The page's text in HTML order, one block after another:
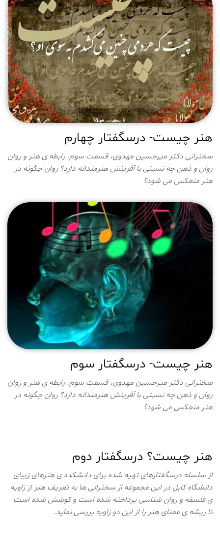
هنر چیست- درسگفتار چهارم
سخنرانی دکتر میرحسین مهدوی، قسمت سوم. رابطه ی هنر و روان
روان و ذهن چه نسبتی با آفرینش هنرمندانه دارد؟ روان چگونه در
هنر منعکس می شود؟
هنر چیست- درسگفتار سوم
سخنرانی دکتر میرحسین مهدوی، قسمت سوم. رابطه ی هنر و روان
روان و ذهن چه نسبتی با آفرینش هنرمندانه دارد؟ روان چگونه در
هنر منعکس می شود؟
هنر چیست؟ درسگفتار دوم
از سلسله درسگفتارهای تهیه شده برای دانشکده ی هنرهای زیبای
دانشگاه کابل در این مجموعه از سخنرانی ها به تعریف هنر از زاویه
ی فلسفه و روان شناسی پرداخته شده است و کوشش شده است
تا ریشه ی معنای هنر را از این دو زاویه بررسی نماید.